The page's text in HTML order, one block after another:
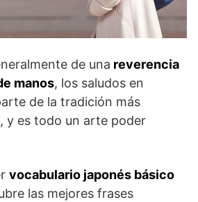
de una reverencia
manos, los saludos en
de la tradición más
y es todo un arte poder
vocabulario japonés básico
las mejores frases